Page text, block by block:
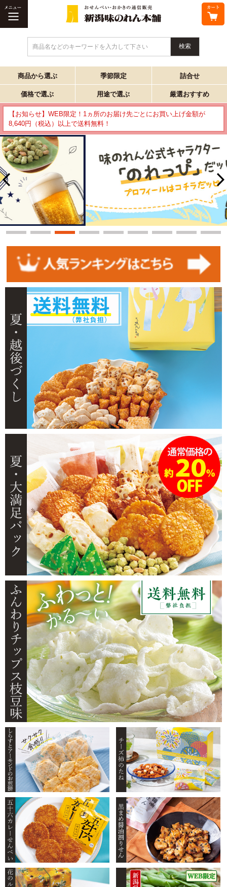
商品名などのキーワードを入力して下さい
商品から選ぶ 季節限定 詰合せ
価格で選ぶ 用途で選ぶ 厳選おすすめ
【お知らせ】WEB限定！1ヵ所のお届け先ごとにお買い上げ金額が
8,640円（税込）以上で送料無料！